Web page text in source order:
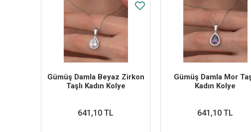
Gümüş Damla Beyaz Zirkon
Taşlı Kadın Kolye
641,10 TL
Gümüş Damla Mor
Kadın Kolye
641,10 TL